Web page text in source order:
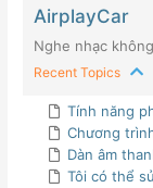
AirplayCar
Nghe nhạc
Recent Topics
Tính năng
Chương
Dàn âm
Tôi có thể